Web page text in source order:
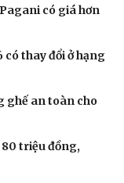
có giá hơn
có thay đổi ở hạng
ghế an toàn cho
triệu đồng,